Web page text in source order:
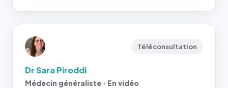
Téléconsultation
Dr Sara Piroddi
Médecin généraliste · En vidéo